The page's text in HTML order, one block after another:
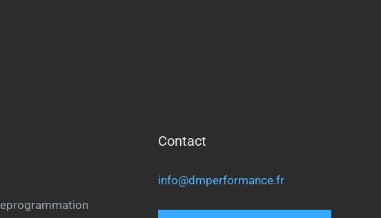
Contact
info@dmperformance.fr